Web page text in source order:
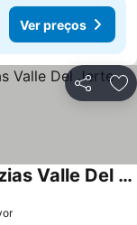
Ver preços
Partilhar
Glamping El Jardín De Las Delizias Valle Del Jerte